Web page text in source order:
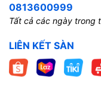
0813600999
Tất cả các ngày trong
LIÊN KẾT SÀN